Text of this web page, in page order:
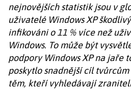
nejnovějších statistik jsou v
uživatelé Windows XP
infikováni o 11 % více než
Windows. To může být
podpory Windows XP na jaře
poskytlo snadnější cíl
těm, kteří vyhledávají